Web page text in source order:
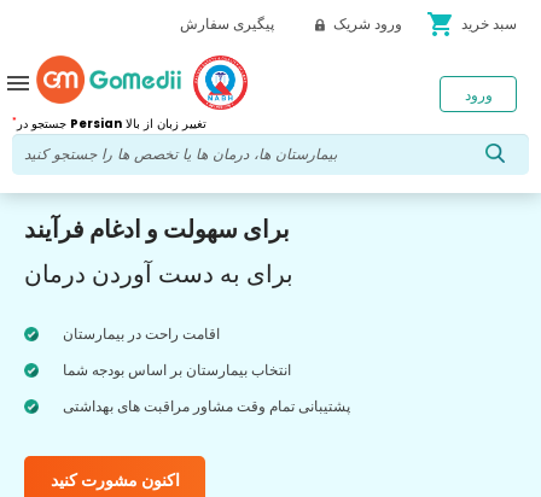
پیگیری سفارش ورود شریک shopping_cart سبد خرید
* Persian تغییر زبان از بالا
ورود menu
برای سهولت و ادغام فرآیند
برای به دست آوردن درمان
اقامت راحت در بیمارستان
انتخاب بیمارستان بر اساس بودجه شما
پشتیبانی تمام وقت مشاور مراقبت های بهداشتی
اکنون مشورت کنید